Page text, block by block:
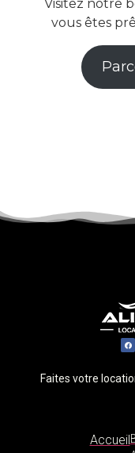
Visitez notre
vous êtes
Accueil
Faites votre